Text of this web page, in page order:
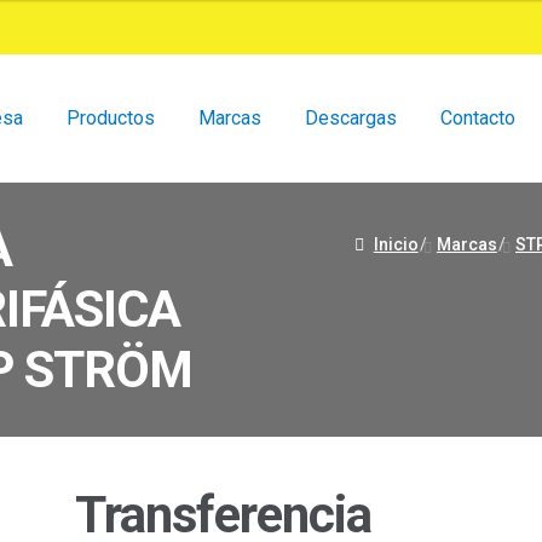
Productos Marcas Descargas Contacto
STRÖM
Inicio/ Marcas/
Transferencia